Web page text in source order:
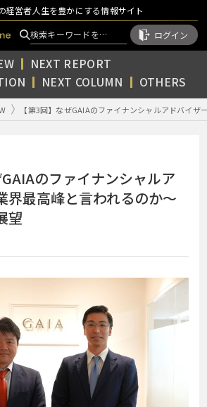
経営者人生を豊かにする情報サイト
ログイン
NEXT REPORT
NEXT COLUMN OTHERS
【第3回】なぜGAIAのファイナンシャルアドバイ
GAIAのファイナンシャルア
界最高峰と言われるのか～
望